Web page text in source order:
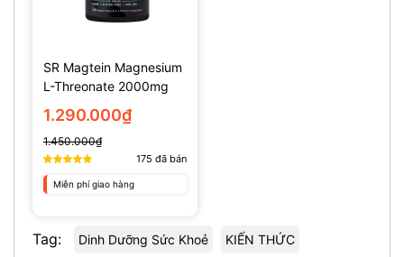
SR Magtein Magnesium
L-Threonate 2000mg
(135 Viên)
1.290.000₫
1.450.000₫
175 đã bán
Miễn phí giao hàng
Tag: Dinh Dưỡng Sức Khoẻ KIẾN THỨC